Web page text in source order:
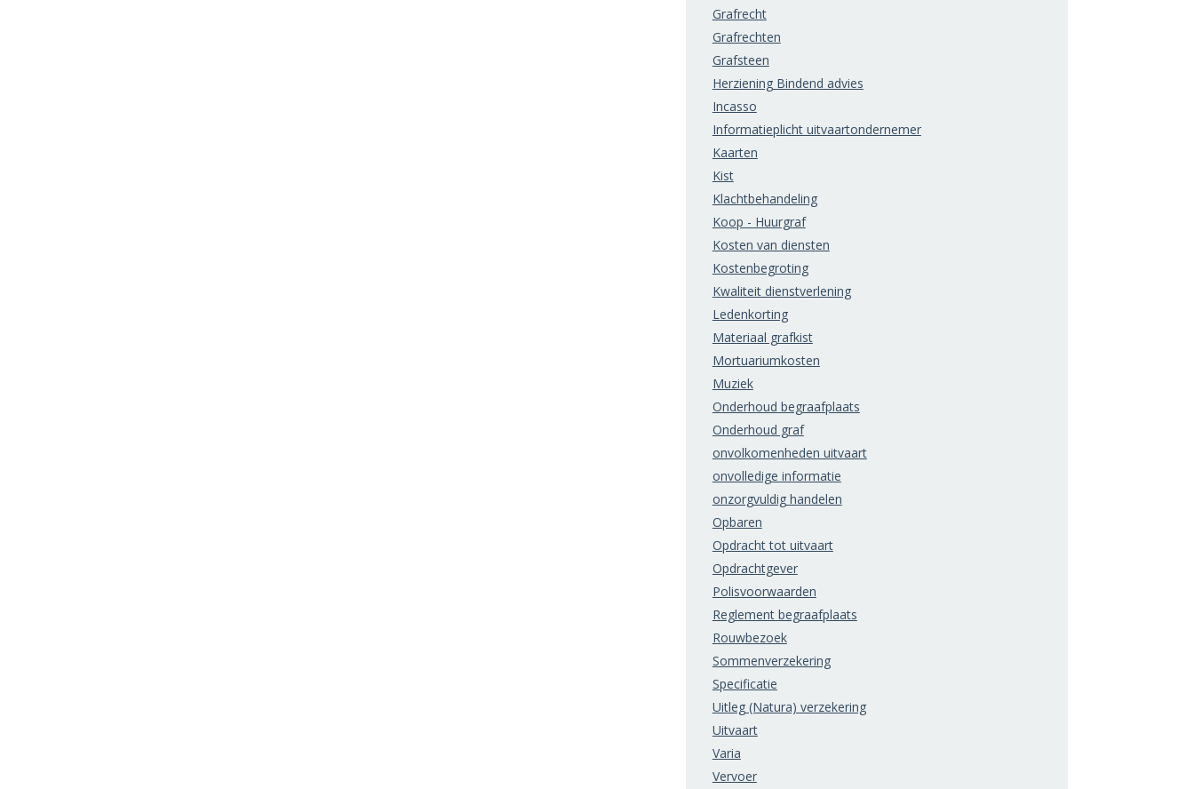
Grafrecht
Grafrechten
Grafsteen
Herziening Bindend advies
Incasso
Informatieplicht uitvaartondernemer
Kaarten
Kist
Klachtbehandeling
Koop - Huurgraf
Kosten van diensten
Kostenbegroting
Kwaliteit dienstverlening
Ledenkorting
Materiaal grafkist
Mortuariumkosten
Muziek
Onderhoud begraafplaats
Onderhoud graf
onvolkomenheden uitvaart
onvolledige informatie
onzorgvuldig handelen
Opbaren
Opdracht tot uitvaart
Opdrachtgever
Polisvoorwaarden
Reglement begraafplaats
Rouwbezoek
Sommenverzekering
Specificatie
Uitleg (Natura) verzekering
Uitvaart
Varia
Vervoer